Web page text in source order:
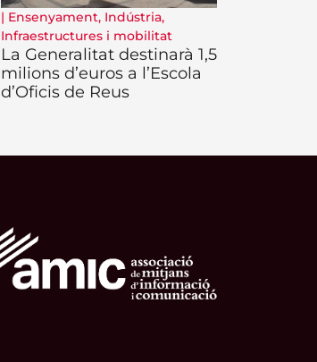
| Ensenyament, Indústria,
Infraestructures i mobilitat
La Generalitat destinarà 1,5
milions d’euros a l’Escola
d’Oficis de Reus